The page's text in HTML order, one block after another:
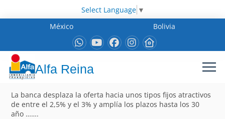
Select Language ▼
México
Bolivia
Alfa Reina
La banca desplaza la oferta hacia unos tipos fijos atractivos
de entre el 2,5% y el 3% y amplía los plazos hasta los 30
año …….